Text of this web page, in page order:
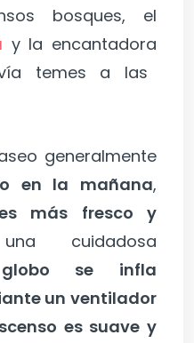
bosques, el
y la encantadora
temes a las
generalmente
en la mañana,
más fresco y
cuidadosa
se infla
un ventilador
es suave y